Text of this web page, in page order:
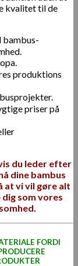
kvalitet til de
bambus-
produktions
priser på
du leder efter
dine bambus
at vi vil gøre alt
som vores
FORDI